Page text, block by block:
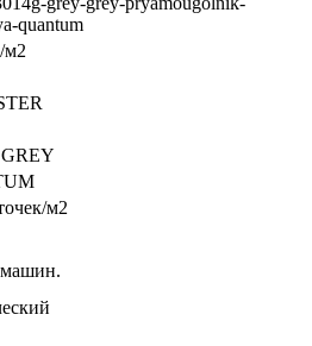
quantum
м2
м2